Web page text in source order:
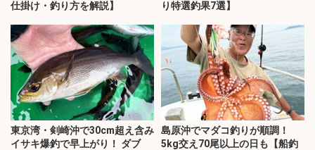
仕掛け・釣り方を解説】
り特選釣果7選】
東京湾・剣崎沖で30cm超え含み
イサキ爆釣で早上がり！ ダブ
島原沖でマダコ釣りが順調！
5kg交え70尾以上の日も【船釣